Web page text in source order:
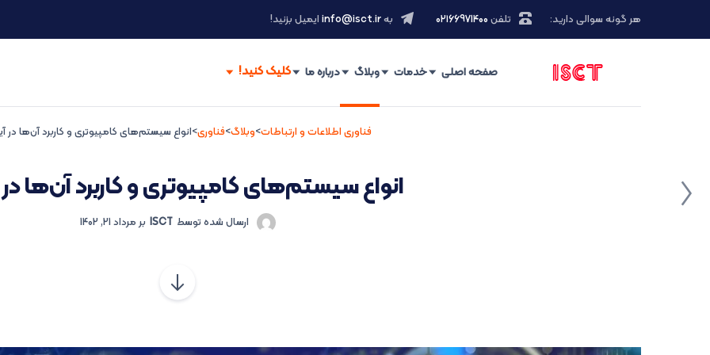
هر گونه سوالی دارید: تلفن ۰۲۱66971400 بهinfo@isct.ir ایمیل بزنید!
صفحه اصلی خدمات وبلاگ درباره ما
فناوری اطلاعات و ارتباطات>وبلاگ>فناوری>انواع سیستم‌های کامپیوتری و کاربرد آن‌ها در
انواع سیستم‌های کامپیوتری و کاربرد آن‌ها در
ارسال شده توسط ISCT بر مرداد 21, 1402